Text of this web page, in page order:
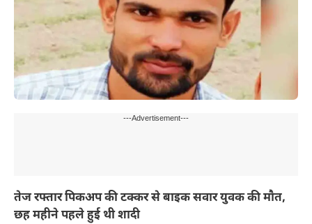
---Advertisement---
तेज रफ्तार पिकअप की टक्कर से बाइक सवार युवक की मौत,
छह महीने पहले हुई थी शादी